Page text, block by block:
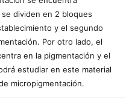
dividen en 2 bloques
y el segundo
Por otro lado, el
en la pigmentación y el
estudiar en este material
micropigmentación.